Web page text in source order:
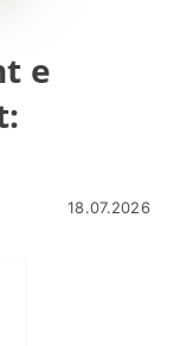
e
18.07.2026